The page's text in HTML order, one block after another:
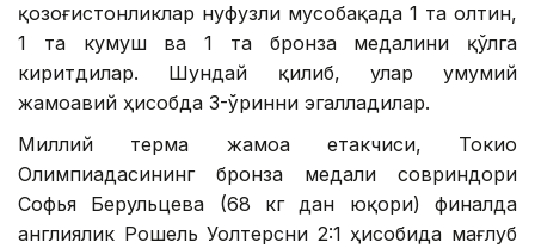
қозоғистонликлар нуфузли мусобақада 1 та олтин,
1 та кумуш ва 1 та бронза медалини қўлга
киритдилар. Шундай қилиб, улар умумий
жамоавий ҳисобда 3-ўринни эгалладилар.
Миллий терма жамоа етакчиси, Токио
Олимпиадасининг бронза медали совриндори
Софья Берульцева (68 кг дан юқори) финалда
англиялик Рошель Уолтерсни 2:1 ҳисобида мағлуб